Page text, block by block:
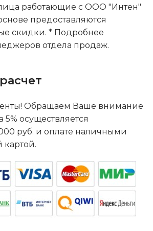
работающие с ООО "Интен"
предоставляются
скидки. * Подробнее
отдела продаж.
Обращаем Ваше внимание
5% осуществляется
руб. и оплате наличными
картой.